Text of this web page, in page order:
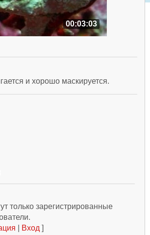
00:03:03
и хорошо маскируется.
только зарегистрированные
Вход ]